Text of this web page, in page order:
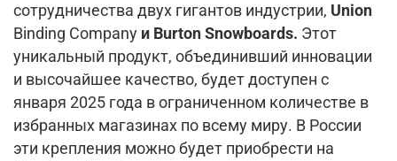
сотрудничества двух гигантов индустрии, Union
Binding Company и Burton Snowboards. Этот
уникальный продукт, объединивший инновации
и высочайшее качество, будет доступен с
января 2025 года в ограниченном количестве в
избранных магазинах по всему миру. В России
эти крепления можно будет приобрести на